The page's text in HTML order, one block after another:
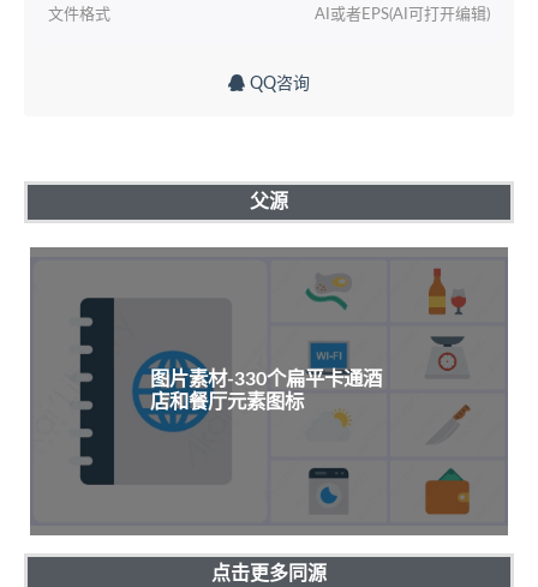
文件格式 AI或者EPS(AI可打开编辑)
QQ咨询
父源
图片素材-330个扁平卡通酒
店和餐厅元素图标
点击更多同源